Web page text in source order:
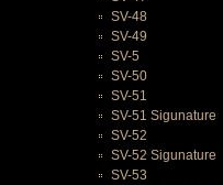
SV-48
SV-49
SV-5
SV-50
SV-51
SV-51 Sigunature
SV-52
SV-52 Sigunature
SV-53